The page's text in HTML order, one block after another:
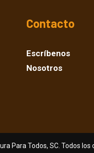
Contacto
Escríbenos
Nosotros
Para Todos, SC. Todos los